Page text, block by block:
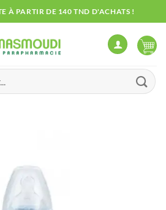
À PARTIR DE 140 TND D'ACHATS !